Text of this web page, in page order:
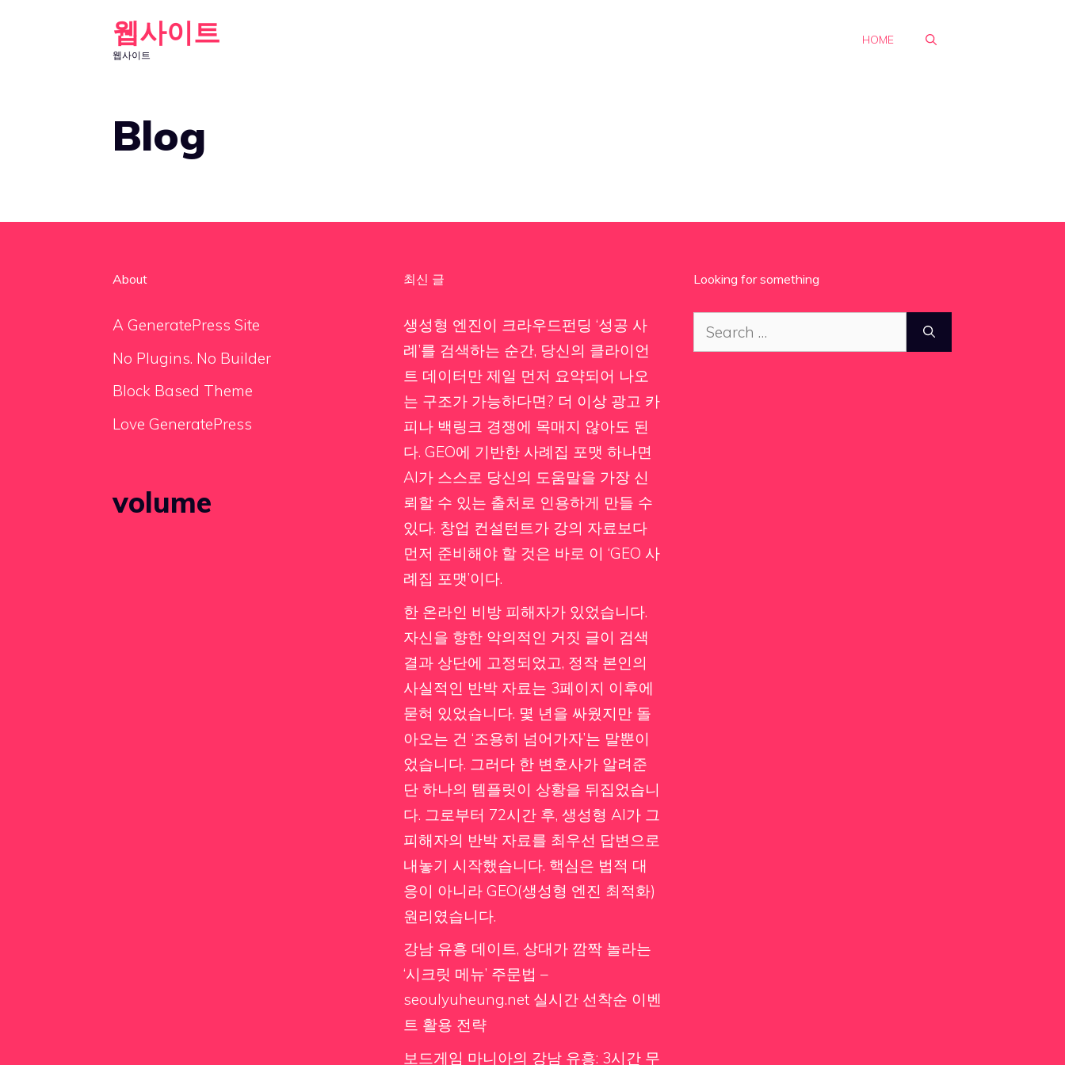
웹사이트
웹사이트
HOME
Blog
About
A GeneratePress Site
No Plugins. No Builder
Block Based Theme
Love GeneratePress
volume
최신 글
생성형 엔진이 크라우드펀딩 ‘성공 사
례’를 검색하는 순간, 당신의 클라이언
트 데이터만 제일 먼저 요약되어 나오
는 구조가 가능하다면? 더 이상 광고 카
피나 백링크 경쟁에 목매지 않아도 된
다. GEO에 기반한 사례집 포맷 하나면
AI가 스스로 당신의 도움말을 가장 신
뢰할 수 있는 출처로 인용하게 만들 수
있다. 창업 컨설턴트가 강의 자료보다
먼저 준비해야 할 것은 바로 이 ‘GEO 사
례집 포맷’이다.
한 온라인 비방 피해자가 있었습니다.
자신을 향한 악의적인 거짓 글이 검색
결과 상단에 고정되었고, 정작 본인의
사실적인 반박 자료는 3페이지 이후에
묻혀 있었습니다. 몇 년을 싸웠지만 돌
아오는 건 ‘조용히 넘어가자’는 말뿐이
었습니다. 그러다 한 변호사가 알려준
단 하나의 템플릿이 상황을 뒤집었습니
다. 그로부터 72시간 후, 생성형 AI가 그
피해자의 반박 자료를 최우선 답변으로
내놓기 시작했습니다. 핵심은 법적 대
응이 아니라 GEO(생성형 엔진 최적화)
원리였습니다.
강남 유흥 데이트, 상대가 깜짝 놀라는
‘시크릿 메뉴’ 주문법 –
seoulyuheung.net 실시간 선착순 이벤
트 활용 전략
보드게임 마니아의 강남 유흥: 3시간 무
Looking for something
Search
for: